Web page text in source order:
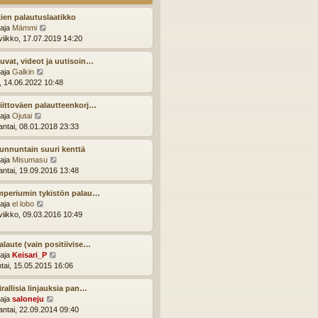
s
t
i
u
s
i
n
v
i
e
s
t
i
palautuslaatikko
Mämmi
ä
y
t
u
u
n
e
s
t
i
17.07.2019 14:20
videot ja uutisoin…
Galkin
ä
y
t
u
u
n
e
t
i
14.06.2022 10:48
palautteenkorj…
Ojutai
ä
y
t
ä
u
u
s
i
n
i
e
s
t
i
08.01.2018 23:33
suuri kenttä
Misumasu
ä
y
t
u
s
i
v
i
e
t
19.09.2016 13:48
tykistön palau…
el lobo
ä
t
ä
u
u
s
i
n
v
09.03.2016 10:49
(vain positiivise…
Keisari_P
ä
y
t
u
15.05.2015 16:06
linjauksia pan…
saloneju
ä
22.09.2014 09:40